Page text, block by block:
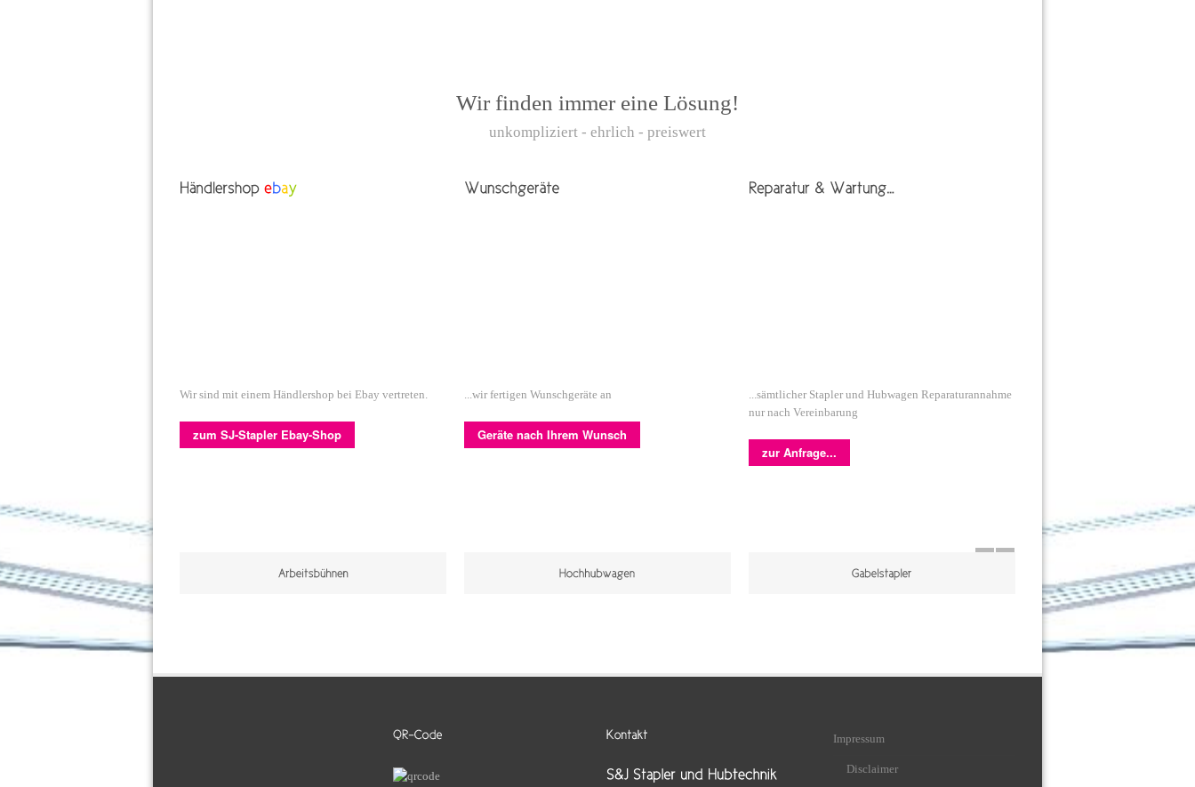
Wir finden immer eine Lösung!
unkompliziert - ehrlich - preiswert
Wir sind mit einem Händlershop bei Ebay vertreten.
zum SJ-Stapler Ebay-Shop
...wir fertigen Wunschgeräte an
Geräte nach Ihrem Wunsch
...sämtlicher Stapler und Hubwagen Reparaturannahme
nur nach Vereinbarung
zur Anfrage...
Impressum
Disclaimer